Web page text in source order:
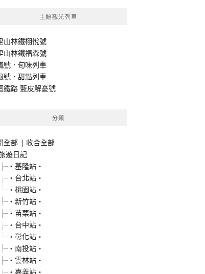
主題觀光列車
山林鐵栩悅號
山林鐵福森號
號．旬味列車
號．甜點列車
鐵路 藍皮解憂號
分類
全部 | 收合全部
遊日記
‧基隆站‧
‧台北站‧
‧桃園站‧
‧新竹站‧
‧苗栗站‧
‧台中站‧
‧彰化站‧
‧南投站‧
‧雲林站‧
‧嘉義站‧